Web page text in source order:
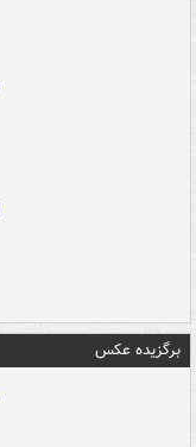
برگزیده عکس